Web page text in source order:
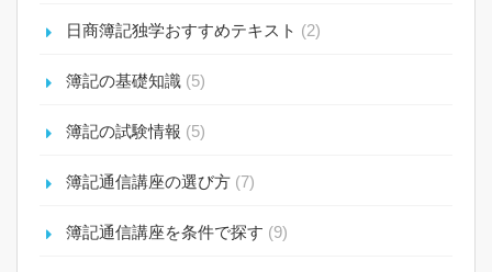
日商簿記独学おすすめテキスト (2)
簿記の基礎知識 (5)
簿記の試験情報 (5)
簿記通信講座の選び方 (7)
簿記通信講座を条件で探す (9)